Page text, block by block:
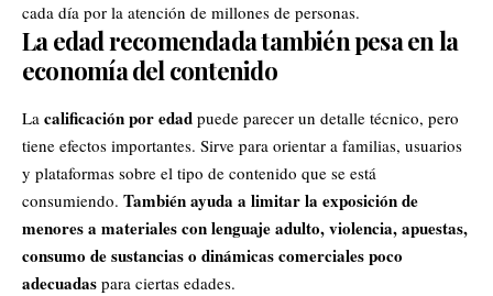
cada día por la atención de millones de personas.
La edad recomendada también pesa en la
economía del contenido
La calificación por edad puede parecer un detalle técnico, pero
tiene efectos importantes. Sirve para orientar a familias, usuarios
y plataformas sobre el tipo de contenido que se está
consumiendo. También ayuda a limitar la exposición de
menores a materiales con lenguaje adulto, violencia, apuestas,
consumo de sustancias o dinámicas comerciales poco
adecuadas para ciertas edades.